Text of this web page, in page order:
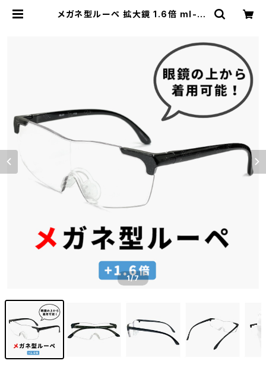
メガネ型ルーペ 拡大鏡 1.6倍 ml-01
ら着用可能 ブラック 黒 フレーム |
【サングラスドッグ】メガネ・サングラ
ス・帽子 の 通販
1/7